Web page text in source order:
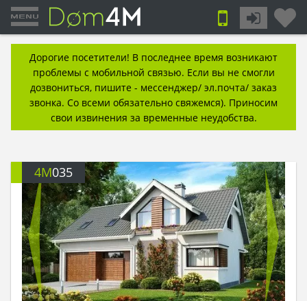
Дорогие посетители! В последнее время возникают
проблемы с мобильной связью. Если вы не смогли
дозвониться, пишите - мессенджер/ эл.почта/ заказ
звонка. Со всеми обязательно свяжемся). Приносим
свои извинения за временные неудобства.
4M035